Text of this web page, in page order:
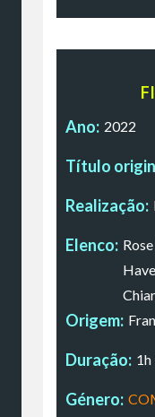
Ano: 2022
Título
Realização:
Elenco:
Origem:
Duração: 1h
Género: